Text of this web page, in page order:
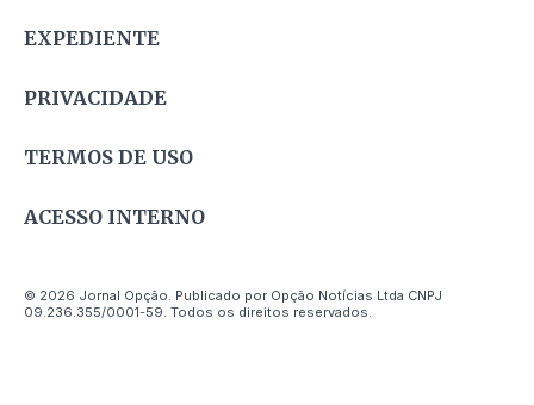
EXPEDIENTE
PRIVACIDADE
TERMOS DE USO
ACESSO INTERNO
© 2026 Jornal Opção. Publicado por Opção Notícias Ltda CNPJ
09.236.355/0001-59. Todos os direitos reservados.